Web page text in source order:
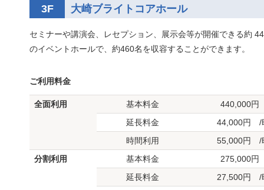
3F 大崎ブライトコアホール
セミナーや講演会、レセプション、展示会等が開催できる約
のイベントホールで、約460名を収容することができます。
ご利用料金
全面利用 基本料金
440,000
延長料金
44,000円 /
時間利用
55,000円 /
分割利用
基本料金
275,000
延長料金
27,500円 /